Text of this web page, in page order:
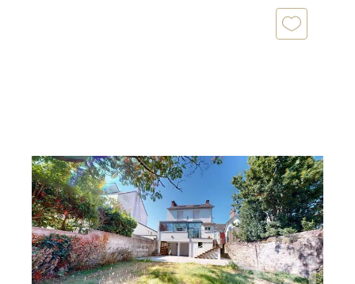
NANTES 44
133 m2, 6 pièces
Ref : 40031
Maison à vendre
677 000 €